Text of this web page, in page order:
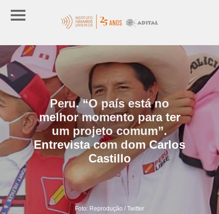
Peru. “O país está no
melhor momento para ter
um projeto comum”.
Entrevista com dom Carlos
Castillo
Foto: Reprodução / Twitter